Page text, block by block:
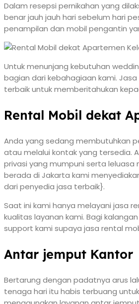
Dalam resepsi pernikahan yang
benar jauh jauh hari sebelum hari
penampilan dan mobil pengantin
Untuk menunjang kebutuhan
bagian dari kebahagiaan kami.
terbaik untuk memberitahukan
Rental Mobil dekat
Anda yang sedang membutuhkan
atau melalui kontak yang tersedia.
privasi yang mumpuni serta
berada di Jakarta kami
dari penyedia jasa terbaik}.
Saat ini kami hanya melayani jasa
kualitas layanan kami. Bagi
support kami supaya jasa rental
Antar jemput Kantor
Bertarung dengan padatnya arus
tenaga hari itu habis terbuang